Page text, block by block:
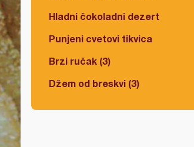
Hladni čokoladni dezert
Punjeni cvetovi tikvica
Brzi ručak (3)
Džem od breskvi (3)